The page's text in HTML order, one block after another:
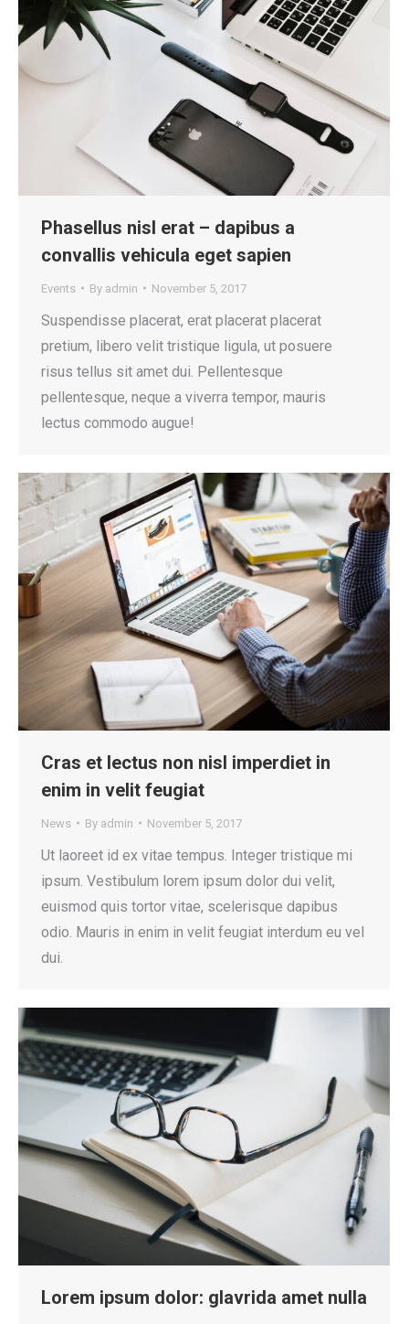
Phasellus nisl erat – dapibus a
convallis vehicula eget sapien
Events By admin November 5, 2017
Suspendisse placerat, erat placerat placerat
pretium, libero velit tristique ligula, ut posuere
risus tellus sit amet dui. Pellentesque
pellentesque, neque a viverra tempor, mauris
lectus commodo augue!
Cras et lectus non nisl imperdiet in
enim in velit feugiat
News By admin November 5, 2017
Ut laoreet id ex vitae tempus. Integer tristique mi
ipsum. Vestibulum lorem ipsum dolor dui velit,
euismod quis tortor vitae, scelerisque dapibus
odio. Mauris in enim in velit feugiat interdum eu vel
dui.
Lorem ipsum dolor: glavrida amet nulla